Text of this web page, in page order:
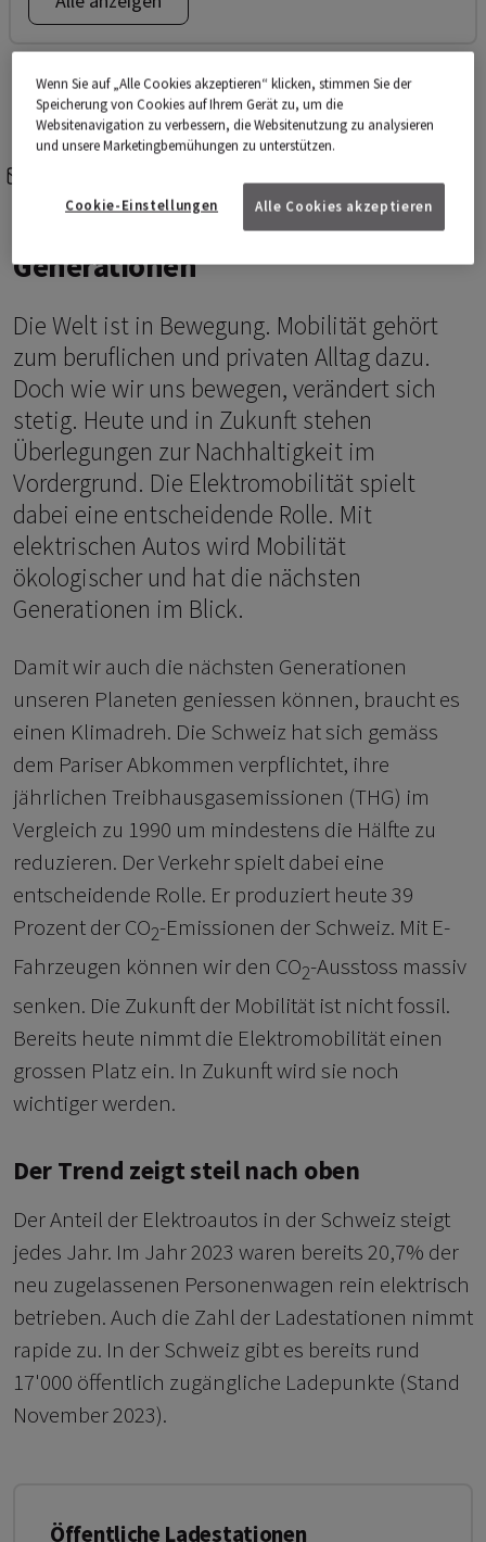
Mobilität für die nächsten
Generationen
Die Welt ist in Bewegung. Mobilität gehört
zum beruflichen und privaten Alltag dazu.
Doch wie wir uns bewegen, verändert sich
stetig. Heute und in Zukunft stehen
Überlegungen zur Nachhaltigkeit im
Vordergrund. Die Elektromobilität spielt
dabei eine entscheidende Rolle. Mit
elektrischen Autos wird Mobilität
ökologischer und hat die nächsten
Generationen im Blick.
Damit wir auch die nächsten Generationen
unseren Planeten geniessen können, braucht es
einen Klimadreh. Die Schweiz hat sich gemäss
dem Pariser Abkommen verpflichtet, ihre
jährlichen Treibhausgasemissionen (THG) im
Vergleich zu 1990 um mindestens die Hälfte zu
reduzieren. Der Verkehr spielt dabei eine
entscheidende Rolle. Er produziert heute 39
Prozent der CO2-Emissionen der Schweiz. Mit E-
Fahrzeugen können wir den CO2-Ausstoss massiv
senken. Die Zukunft der Mobilität ist nicht fossil.
Bereits heute nimmt die Elektromobilität einen
grossen Platz ein. In Zukunft wird sie noch
wichtiger werden.
Der Trend zeigt steil nach oben
Der Anteil der Elektroautos in der Schweiz steigt
jedes Jahr. Im Jahr 2023 waren bereits 20,7% der
neu zugelassenen Personenwagen rein elektrisch
betrieben. Auch die Zahl der Ladestationen nimmt
rapide zu. In der Schweiz gibt es bereits rund
17'000 öffentlich zugängliche Ladepunkte (Stand
November 2023).
Öffentliche Ladestationen
Wenn Sie auf „Alle Cookies akzeptieren“ klicken, stimmen Sie der
Speicherung von Cookies auf Ihrem Gerät zu, um die
Websitenavigation zu verbessern, die Websitenutzung zu analysieren
und unsere Marketingbemühungen zu unterstützen.
Alle Cookies akzeptieren
Cookie-Einstellungen